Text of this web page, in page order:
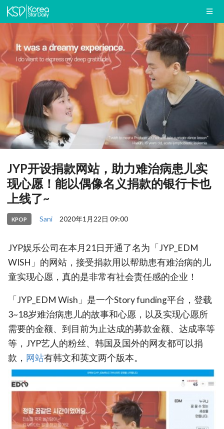
JYP开设捐款网站，助力难治病患儿实
现心愿！能以偶像名义捐款的银行卡也
上线了~
KPOP Sani 2020年1月22日 09:00
JYP娱乐公司在本月21日开通了名为「JYP_EDM
WISH」的网站，接受捐款用以帮助患有难治病的儿
童实现心愿，真的是非常有社会责任感的企业！
「JYP_EDM Wish」是一个Story funding平台，登载
3~18岁难治病患儿的故事和心愿，以及实现心愿所
需要的金额、到目前为止达成的募款金额、达成率等
等，JYP艺人的粉丝、韩国及国外的网友都可以捐
款， 网站有韩文和英文两个版本。